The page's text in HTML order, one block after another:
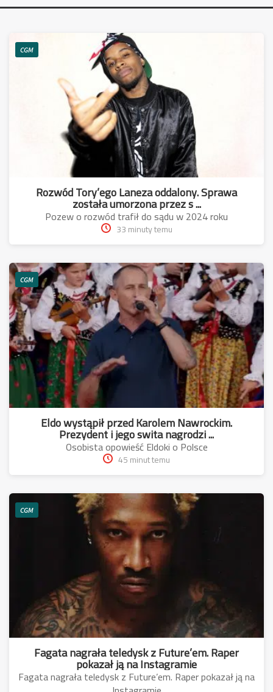
CGM
Rozwód Tory’ego Laneza oddalony. Sprawa
została umorzona przez s ...
Pozew o rozwód trafił do sądu w 2024 roku
33 minuty temu
CGM
Eldo wystąpił przed Karolem Nawrockim.
Prezydent i jego swita nagrodzi ...
Osobista opowieść Eldoki o Polsce
45 minut temu
CGM
Fagata nagrała teledysk z Future’em. Raper
pokazał ją na Instagramie
Fagata nagrała teledysk z Future’em. Raper pokazał ją na